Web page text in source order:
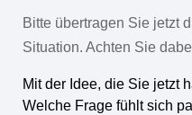
Bitte übertragen Sie jetzt
Situation. Achten Sie
Mit der Idee, die Sie jetzt
Welche Frage fühlt sich